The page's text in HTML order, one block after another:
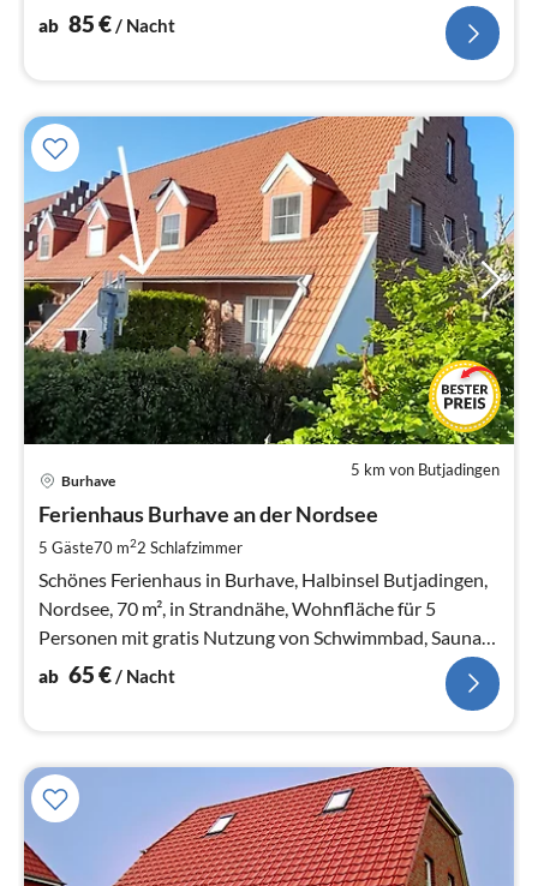
Erholung für die ganze Familie.
ab 85€/ Nacht
5 km von Butjadingen
Burhave
Ferienhaus Burhave an der Nordsee
5 Gäste70 m22 Schlafzimmer
Schönes Ferienhaus in Burhave, Halbinsel Butjadingen,
Nordsee, 70 m², in Strandnähe, Wohnfläche für 5
Personen mit gratis Nutzung von Schwimmbad, Sauna
und großer Spielscheune.
ab 65€/ Nacht